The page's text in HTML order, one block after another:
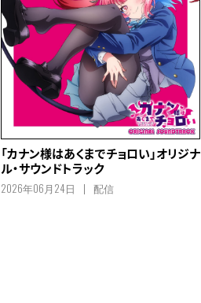
「カナン様はあくまでチョロい」オリジナ
ル・サウンドトラック
2026年06月24日 配信